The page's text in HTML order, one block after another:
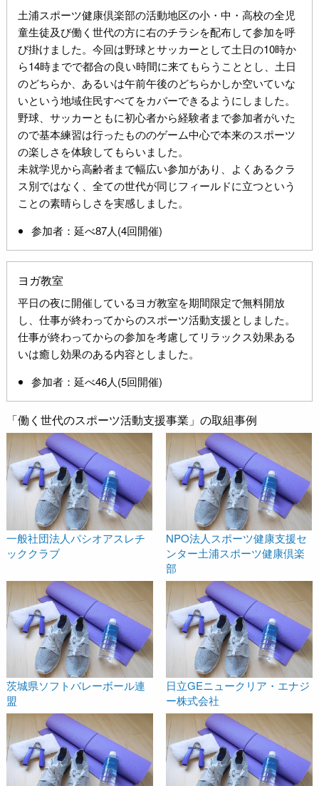
土浦スポーツ健康倶楽部の活動地区の小・中・高校の全児
童生徒及び働く世代の方に右のチラシを配布して参加を呼
び掛けました。今回は野球とサッカーとして土日の10時か
ら14時までで都合の良い時間に来てもらうこととし、土日
のどちらか、あるいは午前午後のどちらかしか空いていな
いという地域住民すべてをカバーできるようにしました。
野球、サッカーともに初心者から経験者まで参加者がいた
ので基本練習は行ったもののゲーム中心で本来のスポーツ
の楽しさを体験してもらいました。
未就学児から高齢者まで幅広い参加があり、よくあるクラ
ス別ではなく、全ての世代が同じフィールドに立つという
ことの素晴らしさを実感しました。
参加者：延べ87人(4回開催)
ヨガ教室
平日の夜に開催しているヨガ教室を期間限定で無料開放
し、仕事が終わってからのスポーツ活動支援としました。
仕事が終わってからの参加を考慮してリラックス効果ある
いは癒し効果のある内容としました。
参加者：延べ46人(5回開催)
「働く世代のスポーツ活動支援事業」の取組事例
一般社団法人パシオアスレチ
ッククラブ
NPO法人スポーツ健康支援セ
ンター土浦スポーツ健康倶楽
部
茨城県ソフトバレーボール連
盟
日立GEニュークリア・エナジ
ー株式会社